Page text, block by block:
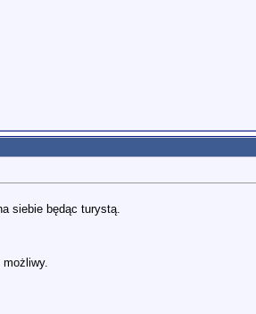
siebie będąc turystą.